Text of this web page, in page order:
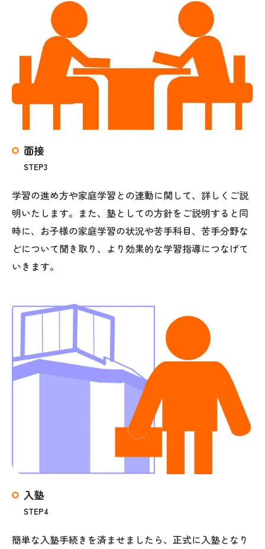
面接
STEP3
学習の進め方や家庭学習との連動に関して、詳しくご説
明いたします。また、塾としての方針をご説明すると同
時に、お子様の家庭学習の状況や苦手科目、苦手分野な
どについて聞き取り、より効果的な学習指導につなげて
いきます。
入塾
STEP4
簡単な入塾手続きを済ませましたら、正式に入塾となり